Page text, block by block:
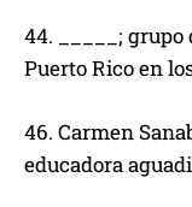
44. _____;
Puerto Rico en
46. Carmen
educadora